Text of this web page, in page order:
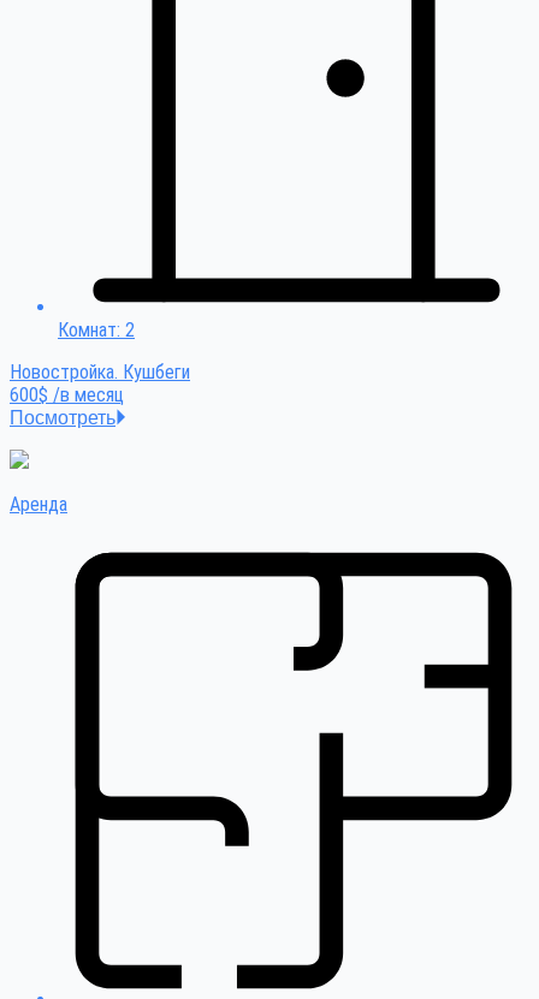
Комнат: 2
Новостройка. Кушбеги
600$ /в месяц
Посмотреть
Аренда